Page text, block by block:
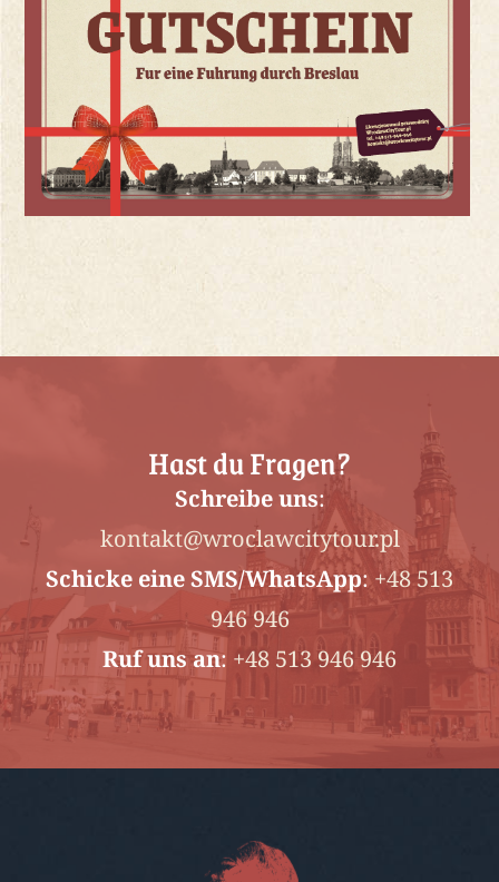
Hast du Fragen?
Schreibe uns:
kontakt@wroclawcitytour.pl
Schicke eine SMS/WhatsApp:+48 513
946 946
Ruf uns an: +48 513 946 946